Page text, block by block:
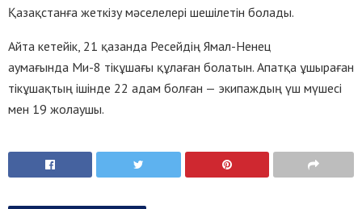
Қазақстанға жеткізу мәселелері шешілетін болады.
Айта кетейік, 21 қазанда Ресейдің Ямал-Ненец
аумағында Ми-8 тікұшағы құлаған болатын. Апатқа ұшыраған
тікұшақтың ішінде 22 адам болған — экипаждың үш мүшесі
мен 19 жолаушы.